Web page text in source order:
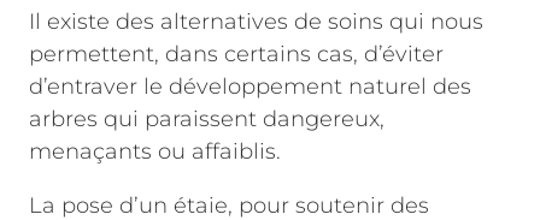
Il existe des alternatives de soins qui nous
permettent, dans certains cas, d’éviter
d’entraver le développement naturel des
arbres qui paraissent dangereux,
menaçants ou affaiblis.
La pose d’un étaie, pour soutenir des